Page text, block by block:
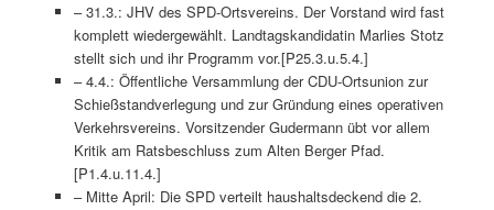
– 31.3.: JHV des SPD-Ortsvereins. Der Vorstand wird fast
komplett wiedergewählt. Landtagskandidatin Marlies Stotz
stellt sich und ihr Programm vor.[P25.3.u.5.4.]
– 4.4.: Öffentliche Versammlung der CDU-Ortsunion zur
Schießstandverlegung und zur Gründung eines operativen
Verkehrsvereins. Vorsitzender Gudermann übt vor allem
Kritik am Ratsbeschluss zum Alten Berger Pfad.
[P1.4.u.11.4.]
– Mitte April: Die SPD verteilt haushaltsdeckend die 2.